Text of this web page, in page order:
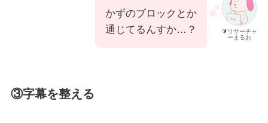
🔰リサーチャ
ーまるお
かずのブロックとか
通じてるんすか…？
③字幕を整える